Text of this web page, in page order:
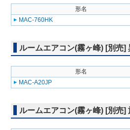
形名
MAC-760HK
ルームエアコン(霧ヶ峰) [別売]
形名
MAC-A20JP
ルームエアコン(霧ヶ峰) [別売]